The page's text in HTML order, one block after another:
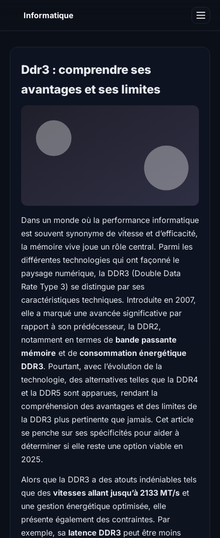
Informatique
Ddr3 : comprendre ses
avantages et ses limites
Dans un monde où la performance informatique
est souvent synonyme de vitesse et d’efficacité,
la mémoire vive joue un rôle central. Parmi les
différentes technologies qui ont façonné le
paysage numérique, la DDR3 (Double Data
Rate Type 3) se distingue par ses
caractéristiques techniques. Introduite en 2007,
elle a marqué une avancée significative par
rapport à son prédécesseur, la DDR2,
notamment en termes de bande passante
mémoire et de consommation énergétique
DDR3. Pourtant, avec l’évolution de la
technologie, des alternatives telles que la DDR4
et la DDR5 sont apparues, rendant la
compréhension des avantages et des limites de
la DDR3 plus pertinente que jamais. Cet article
se penche sur ses spécificités pour aider à
déterminer si elle reste une option viable en
2025.
Alors que la DDR3 a des atouts indéniables tels
que des vitesses allant jusqu’à 2133 MT/s et
une gestion énergétique optimisée, elle
présente également des contraintes. Par
exemple, sa latence DDR3 peut être moins